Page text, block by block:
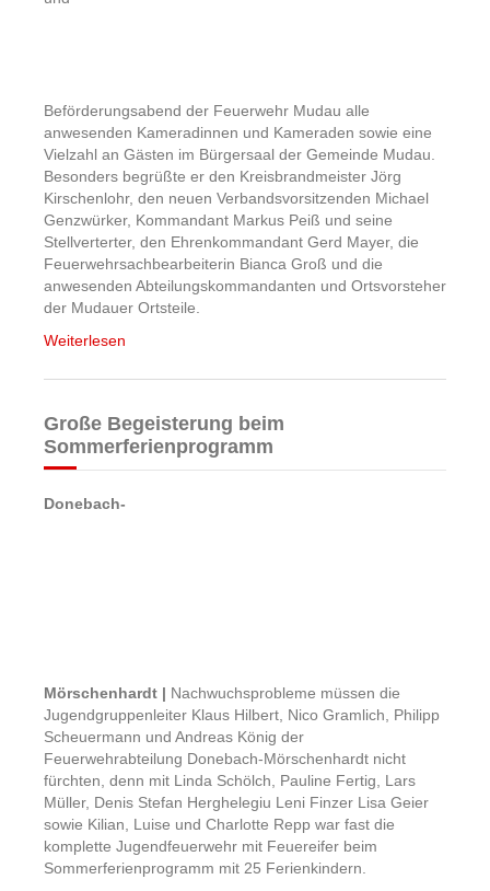
Beförderungsabend der Feuerwehr Mudau alle
anwesenden Kameradinnen und Kameraden sowie eine
Vielzahl an Gästen im Bürgersaal der Gemeinde Mudau.
Besonders begrüßte er den Kreisbrandmeister Jörg
Kirschenlohr, den neuen Verbandsvorsitzenden Michael
Genzwürker, Kommandant Markus Peiß und seine
Stellverterter, den Ehrenkommandant Gerd Mayer, die
Feuerwehrsachbearbeiterin Bianca Groß und die
anwesenden Abteilungskommandanten und Ortsvorsteher
der Mudauer Ortsteile.
Weiterlesen
Große Begeisterung beim
Sommerferienprogramm
Donebach-
Mörschenhardt | Nachwuchsprobleme müssen die
Jugendgruppenleiter Klaus Hilbert, Nico Gramlich, Philipp
Scheuermann und Andreas König der
Feuerwehrabteilung Donebach-Mörschenhardt nicht
fürchten, denn mit Linda Schölch, Pauline Fertig, Lars
Müller, Denis Stefan Herghelegiu Leni Finzer Lisa Geier
sowie Kilian, Luise und Charlotte Repp war fast die
komplette Jugendfeuerwehr mit Feuereifer beim
Sommerferienprogramm mit 25 Ferienkindern.